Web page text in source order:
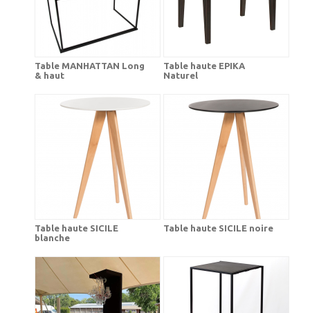
Table MANHATTAN Long
& haut
Table haute EPIKA
Naturel
Table haute SICILE
blanche
Table haute SICILE noire